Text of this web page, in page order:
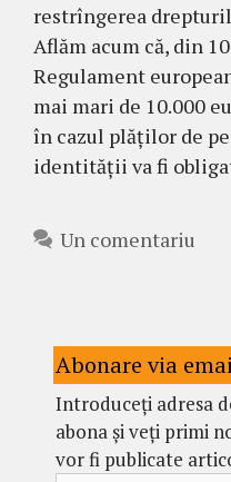
restrîngerea
Aflăm acum că, din
Regulament
mai mari de 10.000
în cazul plăților de
identității va fi
Un comentariu
Abonare via
Introduceți adresa
abona și veți primi
vor fi publicate